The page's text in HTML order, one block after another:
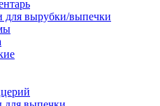
для вырубки/выпечки